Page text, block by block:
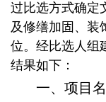
过比选方式确定
及修缮加固、装
位。经比选人组
结果如下：
一、项目